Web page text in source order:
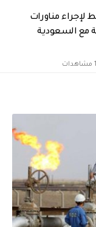
لإجراء مناورات
مع السعودية